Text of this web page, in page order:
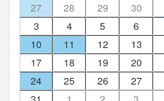
27
28 29 30
3
4 5 6
10
11 12 13
17
18 19 20
24
25 26 27